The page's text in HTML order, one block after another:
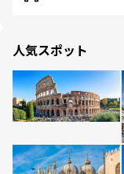
人気スポット